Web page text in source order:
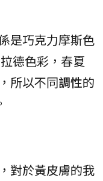
是巧克力摩斯色
德色彩，春夏
所以不同調性的
對於黃皮膚的我